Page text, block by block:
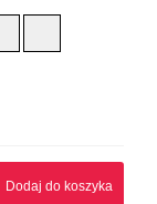
Dodaj do koszyka